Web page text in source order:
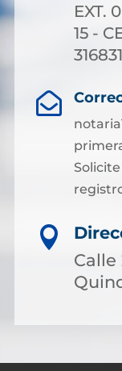
EXT.
15 -


Calle